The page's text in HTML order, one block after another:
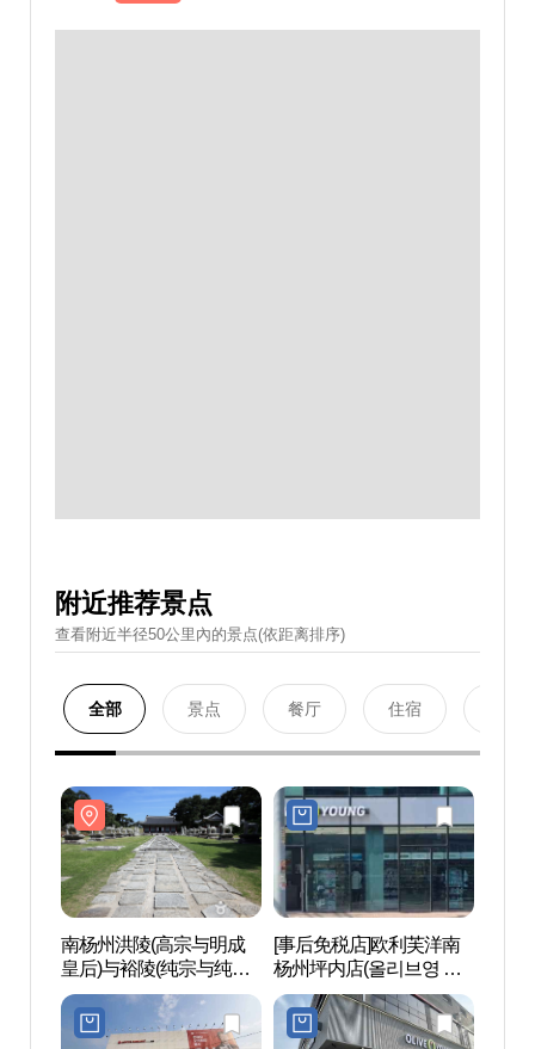
附近推荐景点
查看附近半径50公里內的景点(依距离排序)
全部 景点 餐厅 住宿
南杨州洪陵(高宗与明成
皇后)与裕陵(纯宗与纯
明、纯贞皇后)[联合国教
科文组织世界文化遗产]
남양주 홍릉(고종과 명성
[事后免税店]欧利芙洋南
杨州坪内店(올리브영 남
양주평내점)